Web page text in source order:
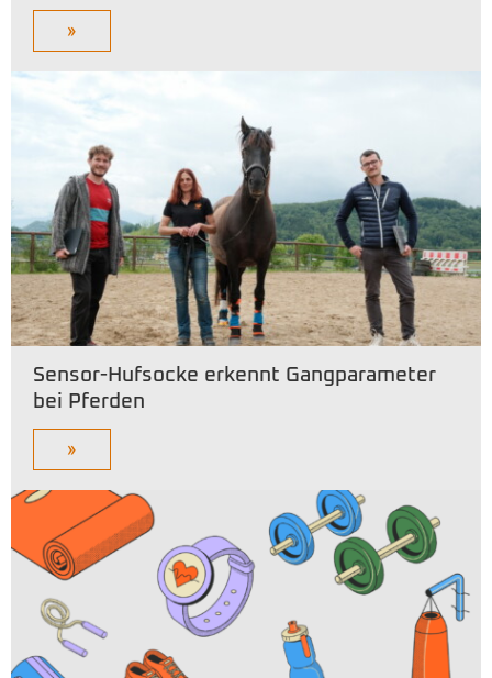
»
Sensor-Hufsocke erkennt Gangparameter
bei Pferden
»